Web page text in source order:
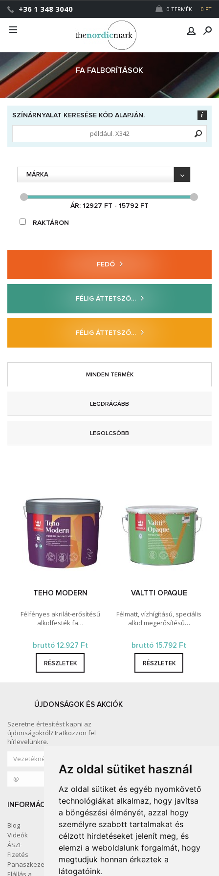
Az oldal sütiket használ
Az oldal sütiket és egyéb nyomkövető
technológiákat alkalmaz, hogy javítsa
a böngészési élményét, azzal hogy
személyre szabott tartalmakat és
célzott hirdetéseket jelenít meg, és
elemzi a weboldalunk forgalmát, hogy
megtudjuk honnan érkeztek a
látogatóink.
+36 1 348 3040 0 TERMÉK 0 FT
FA FALBORÍTÁSOK
SZÍNÁRNYALAT KERESÉSE KÓD ALAPJÁN.
RAKTÁRON
MÁRKA
ÁR: 12927 FT - 15792 FT
FEDŐ
FÉLIG ÁTTETSZŐ…
FÉLIG ÁTTETSZŐ…
MINDEN TERMÉK
LEGDRÁGÁBB
LEGOLCSÓBB
TEHO MODERN
Félfényes akrilát-erősítésű
alkidfesték fa…
bruttó 12.927 Ft
RÉSZLETEK
VALTTI OPAQUE
Félmatt, vízhígítású, speciális
alkid megerősítésű…
bruttó 15.792 Ft
RÉSZLETEK
ÚJDONSÁGOK ÉS AKCIÓK
Szeretne értesítést kapni az
újdonságokról? Iratkozzon fel
hírlevelünkre.
INFORMÁCIÓ
Blog
Videók
ÁSZF
Fizetés
Panaszkezelés
Elállás a
KÖZÖSSÉGI MÉDIA
SZÍNES OTTHON